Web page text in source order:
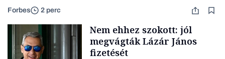
Forbes 2 perc
Nem ehhez szokott: jól
megvágták Lázár János
fizetését